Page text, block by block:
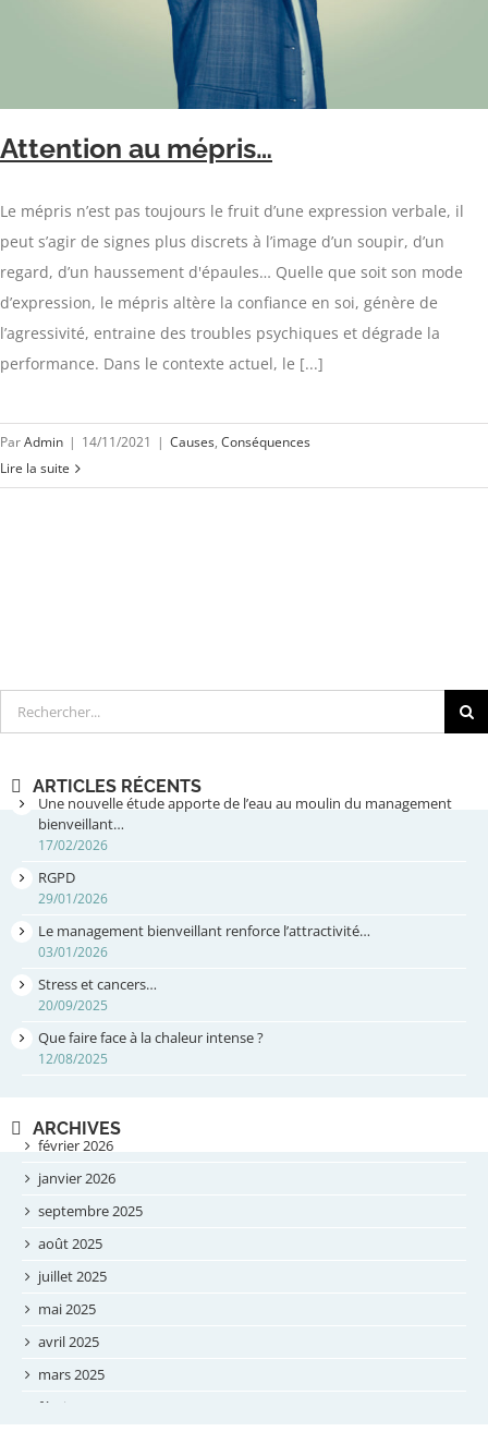
Attention au mépris…
Le mépris n’est pas toujours le fruit d’une expression verbale, il
peut s’agir de signes plus discrets à l’image d’un soupir, d’un
regard, d’un haussement d'épaules… Quelle que soit son mode
d’expression, le mépris altère la confiance en soi, génère de
l’agressivité, entraine des troubles psychiques et dégrade la
performance. Dans le contexte actuel, le [...]
ParAdmin | 14/11/2021 | Causes, Conséquences
Lire la suite
Rechercher
ARTICLES RÉCENTS
Une nouvelle étude apporte de l’eau au moulin du management
bienveillant…
17/02/2026
RGPD
29/01/2026
Le management bienveillant renforce l’attractivité…
03/01/2026
Stress et cancers…
20/09/2025
Que faire face à la chaleur intense ?
12/08/2025
ARCHIVES
février 2026
janvier 2026
septembre 2025
août 2025
juillet 2025
mai 2025
avril 2025
mars 2025
février 2025